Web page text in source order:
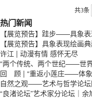
共3条
热门新闻
【展览预告】跬步——具象
【展览预告】具象表现绘画
许江 | 动漫有情 感怀无尽
“两个传统、两个世纪——世
回 顾 | “重返小莲庄——体象
自然之观——艺术与哲学论坛
“良渚论坛”艺术家分论坛｜